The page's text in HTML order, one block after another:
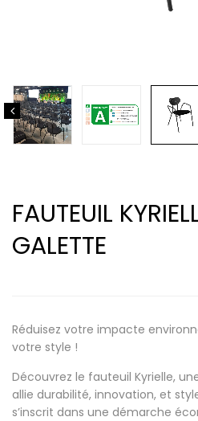
FAUTEUIL
GALETTE
Réduisez votre impacte
votre style !
Découvrez le fauteuil Kyrielle,
allie durabilité, innovation, et
s’inscrit dans une démarche